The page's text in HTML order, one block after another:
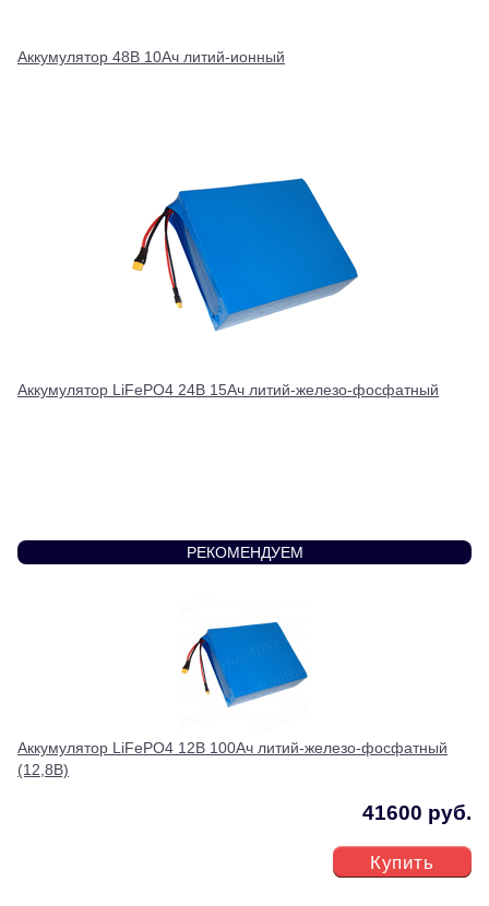
Аккумулятор 48В 10Ач литий-ионный
Аккумулятор LiFePO4 24В 15Ач литий-железо-фосфатный
РЕКОМЕНДУЕМ
Аккумулятор LiFePO4 12В 100Ач литий-железо-фосфатный
(12,8В)
41600 руб.
Купить